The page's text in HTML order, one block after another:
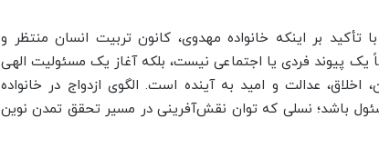
تأکید بر اینکه خانواده مهدوی، کانون تربیت انسان منتظر و
یک پیوند فردی یا اجتماعی نیست، بلکه آغاز یک مسئولیت الهی
عدالت و امید به آینده است. الگوی ازدواج در خانواده
باشد؛ نسلی که توان نقش‌آفرینی در مسیر تحقق تمدن نوین